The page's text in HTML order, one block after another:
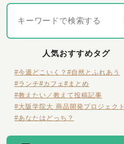
人気おすすめタグ
#今週どこいく？ #自然とふれあう
#ランチ#カフェ #まとめ
#教えたい／教えて投稿記事
#大阪学院大 商品開発プロジェクト
#あなたはどっち？